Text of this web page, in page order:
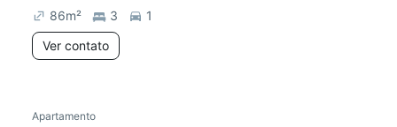
86m² 3
1
Ver contato
Chegou hoje
Apartamento